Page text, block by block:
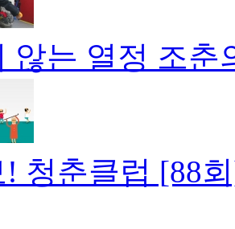
않는 열정 조춘
청춘클럽 [88